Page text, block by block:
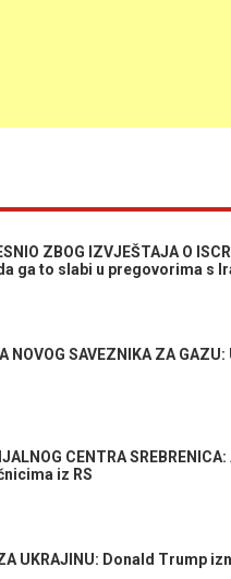
ZBOG IZVJEŠTAJA O
ga to slabi u pregovorima s
NOVOG SAVEZNIKA ZA
CENTRA
iz RS
ZA UKRAJINU: Donald Trump